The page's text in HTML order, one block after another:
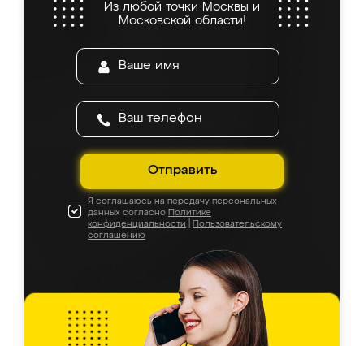
Из любой точки Москвы и
Московской области!
Отправить
Я соглашаюсь на передачу персональных
данных согласно Политике
конфиденциальности
Пользовательскому
соглашению